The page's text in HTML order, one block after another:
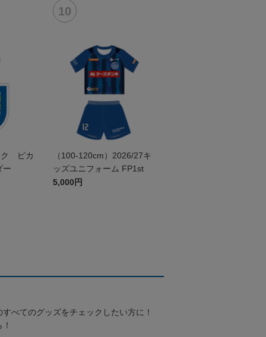
ク ピカ
ー
（100-120cm）2026/27キ
ッズユニフォーム FP1st
5,000円
べてのグッズをチェックしたい方に！